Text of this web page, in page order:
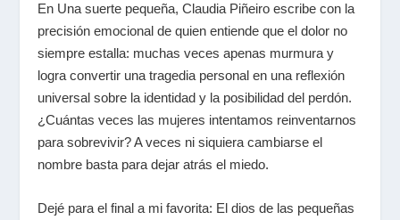
En Una suerte pequeña, Claudia Piñeiro escribe con la
precisión emocional de quien entiende que el dolor no
siempre estalla: muchas veces apenas murmura y
logra convertir una tragedia personal en una reflexión
universal sobre la identidad y la posibilidad del perdón.
¿Cuántas veces las mujeres intentamos reinventarnos
para sobrevivir? A veces ni siquiera cambiarse el
nombre basta para dejar atrás el miedo.
Dejé para el final a mi favorita: El dios de las pequeñas